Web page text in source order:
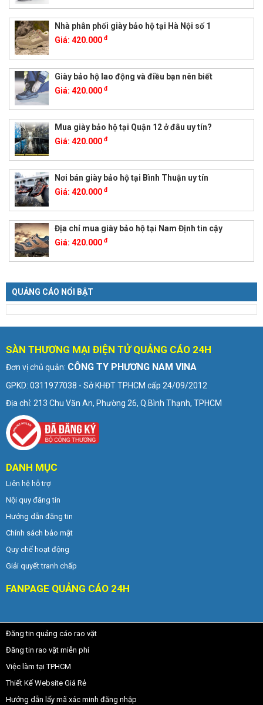
Nhà phân phối giày bảo hộ tại Hà Nội số 1
Giá: 420.000 đ
Giày bảo hộ lao động và điều bạn nên biết
Giá: 420.000 đ
Mua giày bảo hộ tại Quận 12 ở đâu uy tín?
Giá: 420.000 đ
Nơi bán giày bảo hộ tại Bình Thuận uy tín
Giá: 420.000 đ
Địa chỉ mua giày bảo hộ tại Nam Định tin cậy
Giá: 420.000 đ
QUẢNG CÁO NỔI BẬT
SÀN THƯƠNG MẠI ĐIỆN TỬ QUẢNG CÁO 24H
Đơn vị chủ quản: CÔNG TY PHƯƠNG NAM VINA
GPKD: 0311977038 - Sở KHĐT TPHCM cấp 24/09/2012
Địa chỉ: 213 Chu Văn An, Phường 26, Q.Bình Thạnh, TPHCM
DANH MỤC
Liên hệ hỗ trợ
Nội quy đăng tin
Hướng dẫn đăng tin
Chính sách bảo mật
Quy chế hoạt động
Giải quyết tranh chấp
FANPAGE QUẢNG CÁO 24H
Đăng tin quảng cáo rao vặt
Đăng tin rao vặt miễn phí
Việc làm tại TPHCM
Thiết Kế Website Giá Rẻ
Hướng dẫn lấy mã xác minh đăng nhập